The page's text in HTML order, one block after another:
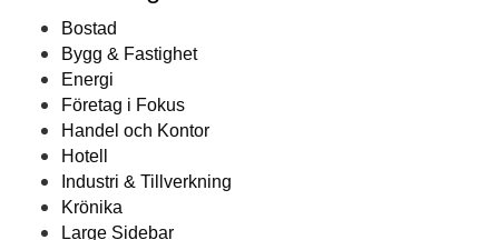
Bostad
Bygg & Fastighet
Energi
Företag i Fokus
Handel och Kontor
Hotell
Industri & Tillverkning
Krönika
Large Sidebar